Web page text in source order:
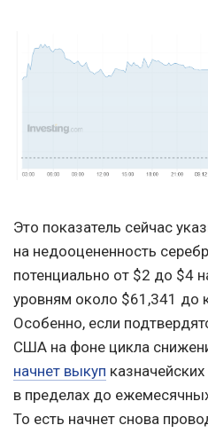
Это показатель сейчас
на недооцененность
потенциально от $2 до $4
уровням около $61,341 до
Особенно, если
США на фоне цикла
начнет выкуп
в пределах до
То есть начнет снова